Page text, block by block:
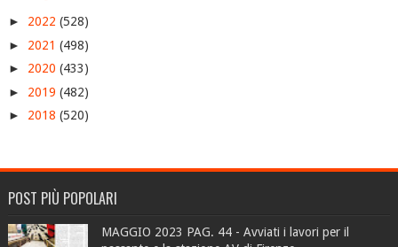
► 2022 (528)
► 2021 (498)
► 2020 (433)
► 2019 (482)
► 2018 (520)
POST PIÙ POPOLARI
MAGGIO 2023 PAG. 44 - Avviati i lavori per il